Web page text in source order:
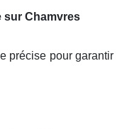
sur Chamvres
précise pour garantir